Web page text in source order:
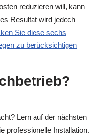
reduzieren will, kann
Resultat wird jedoch
Sie diese sechs
zu berücksichtigen
Lern auf der nächsten
professionelle Installation.